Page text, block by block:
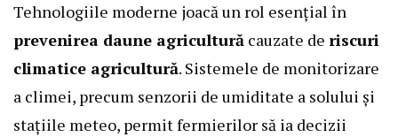
Tehnologiile moderne joacă un rol esențial în
prevenirea daune agricultură cauzate de riscuri
climatice agricultură. Sistemele de monitorizare
a climei, precum senzorii de umiditate a solului și
stațiile meteo, permit fermierilor să ia decizii